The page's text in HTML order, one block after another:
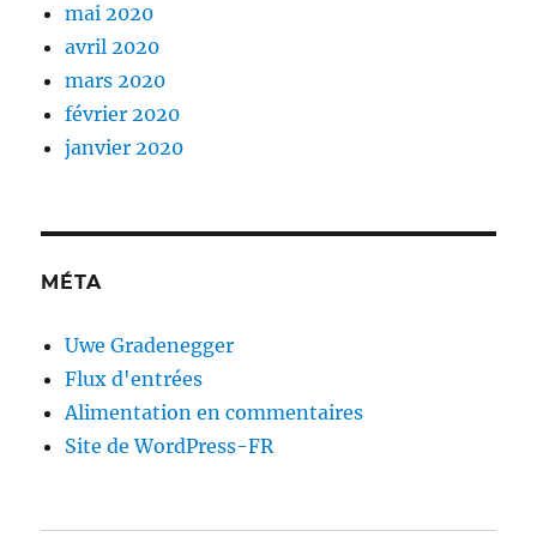
mai 2020
avril 2020
mars 2020
février 2020
janvier 2020
MÉTA
Uwe Gradenegger
Flux d'entrées
Alimentation en commentaires
Site de WordPress-FR